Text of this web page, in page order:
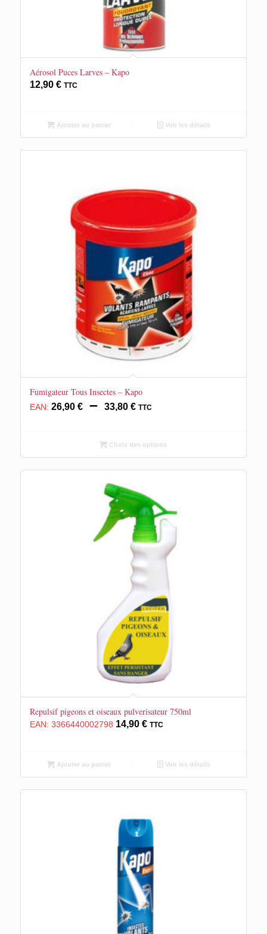
Aérosol Puces Larves – Kapo
12,90 € TTC
Ajouter au panier Voir les détails
Fumigateur Tous Insectes – Kapo
EAN: 26,90 € – 33,80 €Plage
26,90 €
à
33,80 €
TTC
Choix des options
Repulsif pigeons et oiseaux pulverisateur 750ml
EAN: 3366440002798 14,90 € TTC
Ajouter au panier Voir les détails